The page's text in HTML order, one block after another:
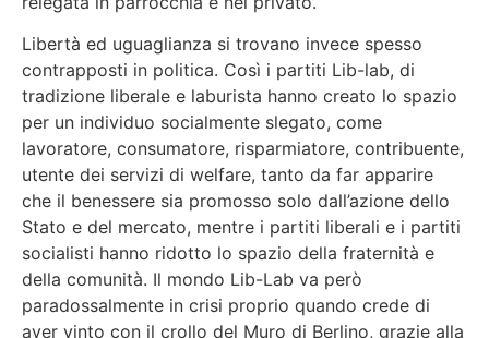
Libertà ed uguaglianza si trovano invece spesso
contrapposti in politica. Così i partiti Lib-lab, di
tradizione liberale e laburista hanno creato lo spazio
per un individuo socialmente slegato, come
lavoratore, consumatore, risparmiatore, contribuente,
utente dei servizi di welfare, tanto da far apparire
che il benessere sia promosso solo dall’azione dello
Stato e del mercato, mentre i partiti liberali e i partiti
socialisti hanno ridotto lo spazio della fraternità e
della comunità. Il mondo Lib-Lab va però
paradossalmente in crisi proprio quando crede di
aver vinto con il crollo del Muro di Berlino, grazie alla